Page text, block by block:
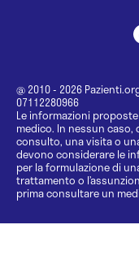
@ 2010 - 2026
07112280966
Le informazioni
medico. In nessun
consulto, una visita o
devono considerare le
per la formulazione di
trattamento o
prima consultare un